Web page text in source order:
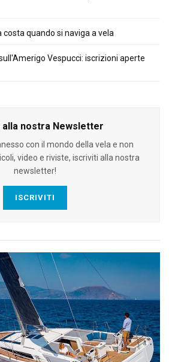
quando si naviga a vela
Vespucci: iscrizioni aperte
alla nostra Newsletter
con il mondo della vela e non
video e riviste, iscriviti alla nostra
newsletter!
ISCRIVITI